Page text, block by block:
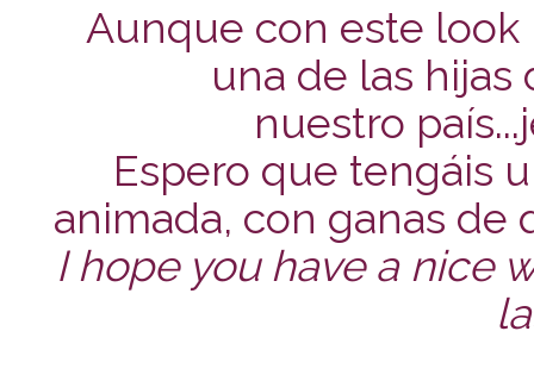
Aunque con este
una de las
nuestro
Espero que tengáis
animada, con ganas de
I hope you have a nice